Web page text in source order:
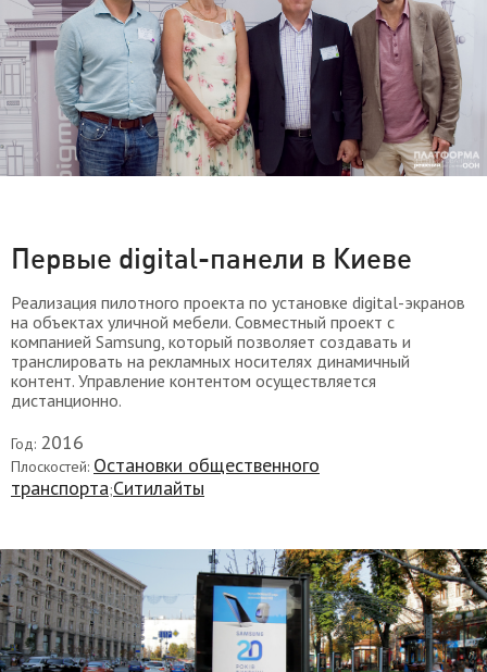
Первые digital-панели в Киеве
Реализация пилотного проекта по установке digital-экранов
на объектах уличной мебели. Совместный проект с
компанией Samsung, который позволяет создавать и
транслировать на рекламных носителях динамичный
контент. Управление контентом осуществляется
дистанционно.
Год: 2016
Плоскостей: Остановки общественного
транспорта;Ситилайты